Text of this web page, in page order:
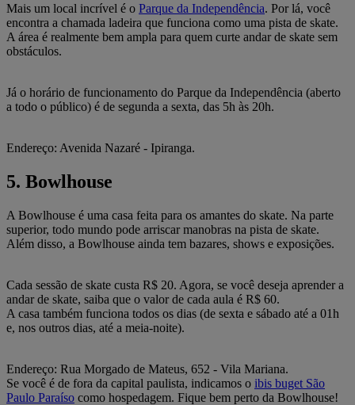
Mais um local incrível é o Parque da Independência. Por lá, você
encontra a chamada ladeira que funciona como uma pista de skate.
A área é realmente bem ampla para quem curte andar de skate sem
obstáculos.
Já o horário de funcionamento do Parque da Independência (aberto
a todo o público) é de segunda a sexta, das 5h às 20h.
Endereço: Avenida Nazaré - Ipiranga.
5. Bowlhouse
A Bowlhouse é uma casa feita para os amantes do skate. Na parte
superior, todo mundo pode arriscar manobras na pista de skate.
Além disso, a Bowlhouse ainda tem bazares, shows e exposições.
Cada sessão de skate custa R$ 20. Agora, se você deseja aprender a
andar de skate, saiba que o valor de cada aula é R$ 60.
A casa também funciona todos os dias (de sexta e sábado até a 01h
e, nos outros dias, até a meia-noite).
Endereço: Rua Morgado de Mateus, 652 - Vila Mariana.
Se você é de fora da capital paulista, indicamos o ibis buget São
Paulo Paraíso como hospedagem. Fique bem perto da Bowlhouse!